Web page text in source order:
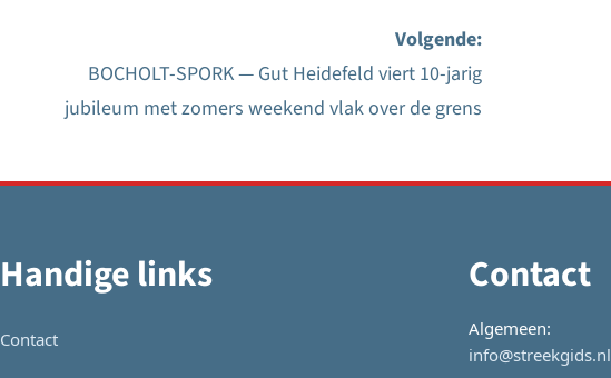
Volgende:
BOCHOLT-SPORK — Gut Heidefeld viert 10-jarig
jubileum met zomers weekend vlak over de grens
Handige links
Contact
Contact
Algemeen:
info@streekgids.nl